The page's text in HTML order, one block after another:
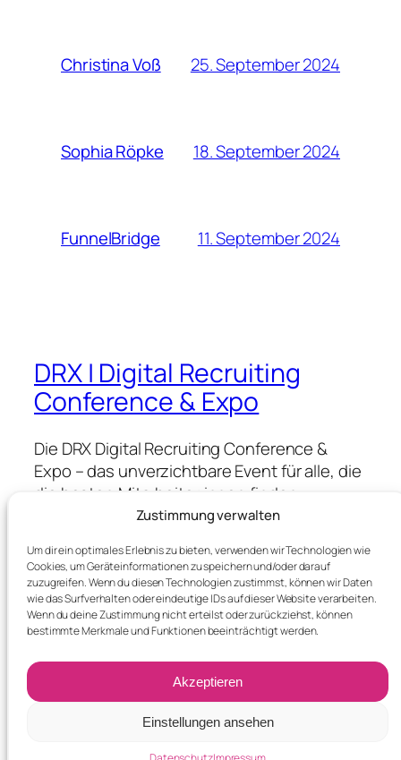
Zustimmung verwalten
Um dir ein optimales Erlebnis zu bieten, verwenden wir Technologien wie
Cookies, um Geräteinformationen zu speichern und/oder darauf
zuzugreifen. Wenn du diesen Technologien zustimmst, können wir Daten
wie das Surfverhalten oder eindeutige IDs auf dieser Website verarbeiten.
Wenn du deine Zustimmung nicht erteilst oder zurückziehst, können
bestimmte Merkmale und Funktionen beeinträchtigt werden.
Akzeptieren
Einstellungen ansehen
Christina Voß 25. September 2024
Sophia Röpke 18. September 2024
FunnelBridge 11. September 2024
DRX | Digital Recruiting
Conference & Expo
Die DRX Digital Recruiting Conference &
Expo – das unverzichtbare Event für alle, die
die besten Mitarbeiter:innen finden,
gewinnen & halten wollen.
Blog
About
FAQs
Events
Shop
Patterns
Twenty Twenty-Five Designed with